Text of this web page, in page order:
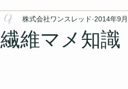
クラウドファンディング キャン
繊維マメ知
株式会社ワンスレッド 2014年9